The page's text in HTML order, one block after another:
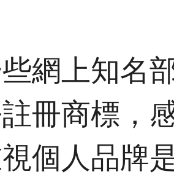
網上知名
冊商標，
個人品牌